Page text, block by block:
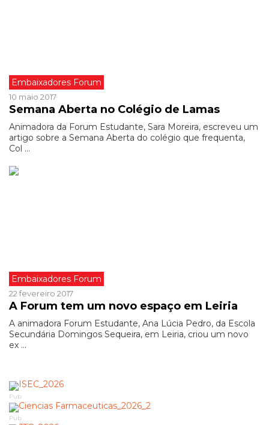
Embaixadores Forum
10 maio 2017
Semana Aberta no Colégio de Lamas
Animadora da Forum Estudante, Sara Moreira, escreveu um
artigo sobre a Semana Aberta do colégio que frequenta,
Col ...
Embaixadores Forum
22 fevereiro 2017
A Forum tem um novo espaço em Leiria
A animadora Forum Estudante, Ana Lúcia Pedro, da Escola
Secundária Domingos Sequeira, em Leiria, criou um novo
ex ...
Pub
Pub